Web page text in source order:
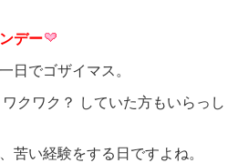
デー
日でゴザイマス。
クワク？ していた方もいらっし
苦い経験をする日ですよね。